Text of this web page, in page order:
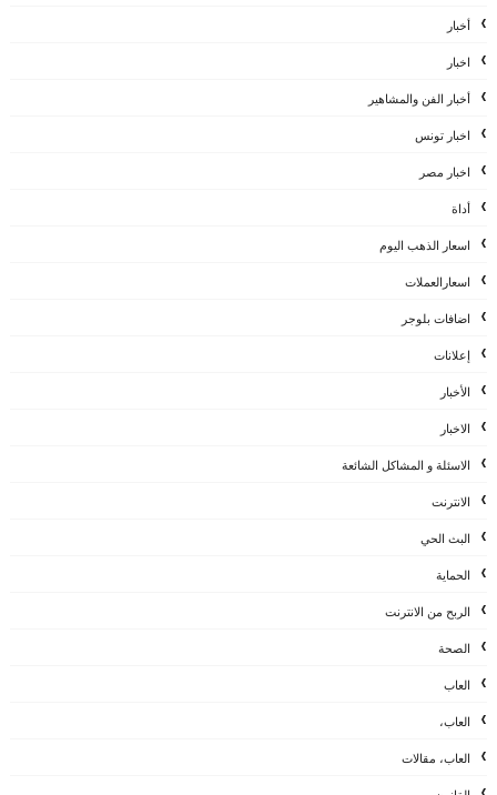
أخبار
اخبار
أخبار الفن والمشاهير
اخبار تونس
اخبار مصر
أداة
اسعار الذهب اليوم
اسعارالعملات
اضافات بلوجر
إعلانات
الأخبار
الاخبار
الاسئلة و المشاكل الشائعة
الانترنت
البث الحي
الحماية
الربح من الانترنت
الصحة
العاب
العاب،
العاب، مقالات